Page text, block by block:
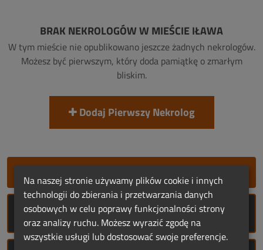
BRAK NEKROLOGÓW W MIEŚCIE IŁAWA
W tym mieście nie opublikowano jeszcze żadnych nekrologów.
Możesz być pierwszym, który doda pamiątkę o zmarłym
bliskim.
Dodaj Pierwszy Nekrolog
ROCZNICE ŚMIERCI
Na naszej stronie używamy plików cookie i innych
technologii do zbierania i przetwarzania danych
osobowych w celu poprawy funkcjonalności strony
oraz analizy ruchu. Możesz wyrazić zgodę na
wszystkie usługi lub dostosować swoje preferencje.